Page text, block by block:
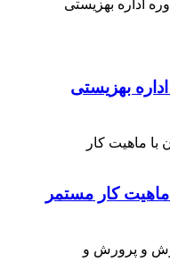
بهزیستی
ماهیت کار مستمر